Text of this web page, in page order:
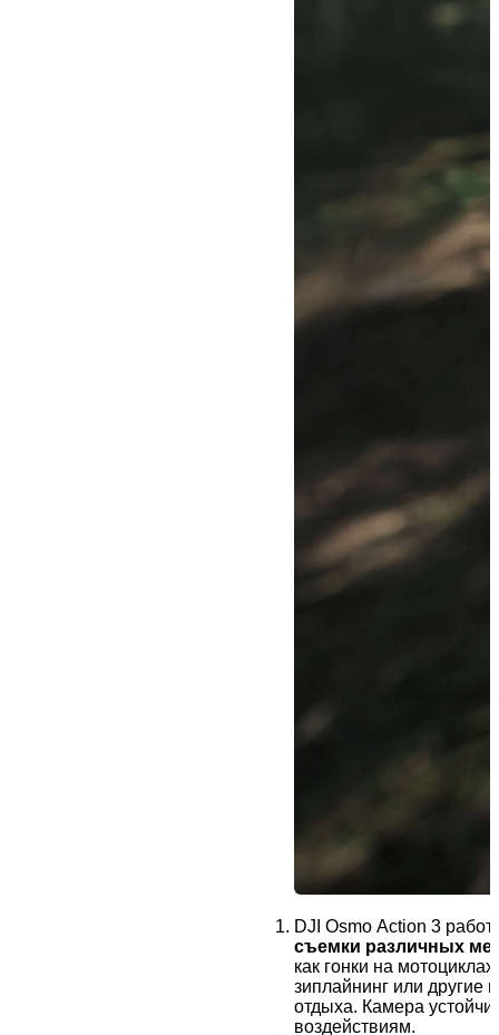
DJI Osmo Action 3
съемки различных
как гонки на
зиплайнинг или другие
отдыха. Камера
воздействиям.